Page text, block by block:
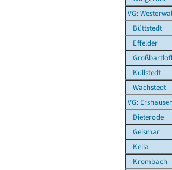
VG:
Büttstedt
Effelder
Küllstedt
Wachstedt
VG:
Dieterode
Geismar
Kella
Krombach